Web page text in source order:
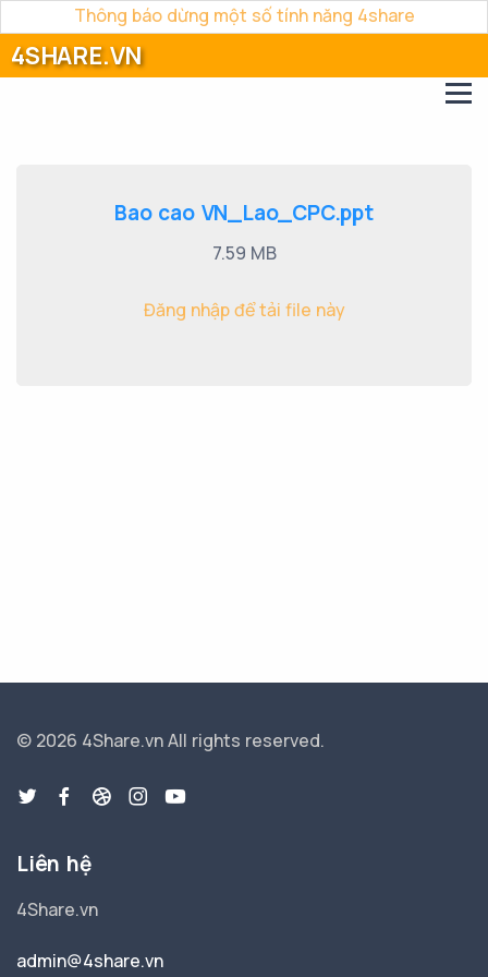
Thông báo dừng một số tính năng 4share
4SHARE.VN
Bao cao VN_Lao_CPC.ppt
7.59 MB
Đăng nhập để tải file này
© 2026 4Share.vnAll rights reserved.
Liên hệ
4Share.vn
admin@4share.vn